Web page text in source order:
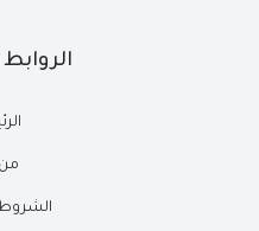
الشروط